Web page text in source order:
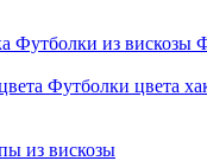
Футболки из вискозы
Футболки цвета
из вискозы